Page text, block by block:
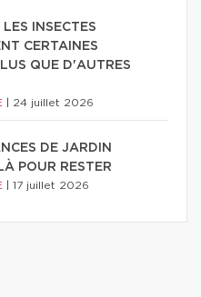
INSECTES
CERTAINES
QUE D'AUTRES
24 juillet 2026
DE JARDIN
POUR RESTER
17 juillet 2026